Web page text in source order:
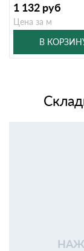
1 132 руб
Цена за м
В